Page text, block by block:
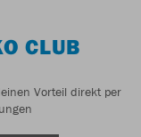
CLUB
Vorteil direkt per